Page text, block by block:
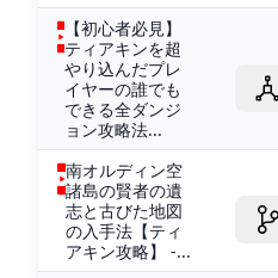
【初心者必見】
ティアキンを超
やり込んだプレ
イヤーの誰でも
できる全ダンジ
ョン攻略法...
南オルディン空
諸島の賢者の遺
志と古びた地図
の入手法【ティ
アキン攻略】 -...